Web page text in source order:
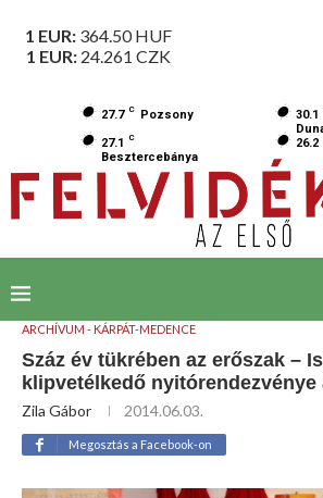
1 EUR: 364.50HUF
1 EUR: 24.261 CZK
27.7 C Pozsony 30.1
27.1 C
Besztercebánya
26.2
ARCHÍVUM - KÁRPÁT-MEDENCE
Száz év tükrében az erőszak –
klipvetélkedő nyitórendezvénye
Zila Gábor 2014.06.03.
Megosztás a Facebook-on